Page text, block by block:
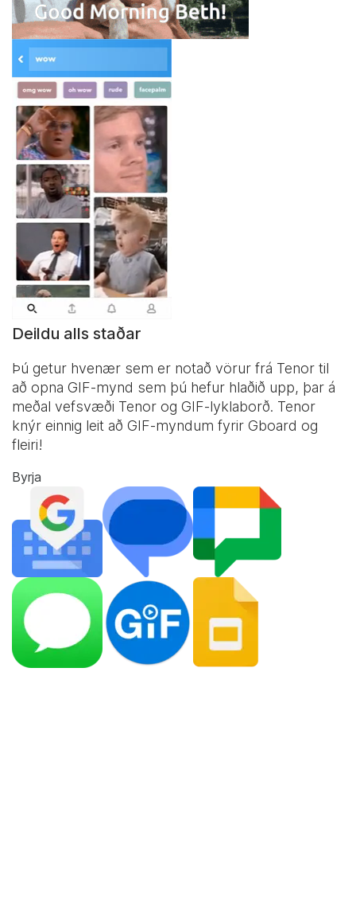
Deildu alls staðar
Þú getur hvenær sem er notað vörur frá Tenor til
að opna GIF-mynd sem þú hefur hlaðið upp, þar á
meðal vefsvæði Tenor og GIF-lyklaborð. Tenor
knýr einnig leit að GIF-myndum fyrir Gboard og
fleiri!
Byrja